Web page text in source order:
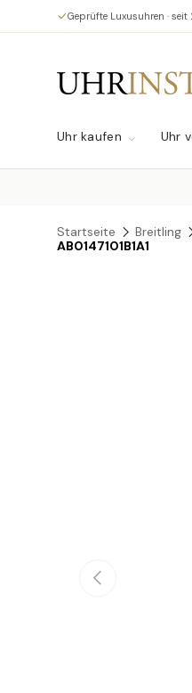
Direkt zum Inhalt
Geprüfte Luxusuhren · seit
Uhr kaufen Uhr
Startseite Breitling
AB0147101B1A1
Zu
Vorherige